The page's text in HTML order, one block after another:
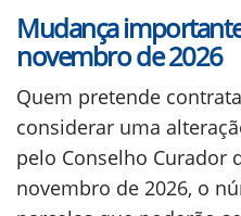
Mudança
novembro de 2026
Quem pretende
considerar uma
pelo Conselho Curador
novembro de 2026, o